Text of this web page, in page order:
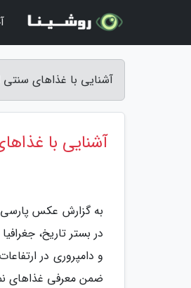
آشنایی با غذاهای
آشنایی با
به گزارش عکس
در بستر تاریخ،
و دامپروری در
ضمن معرفی غذاهای